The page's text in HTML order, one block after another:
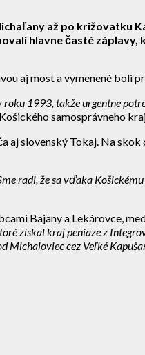
až po križovatku
hlavne časté záplavy,
aj most a vymenené boli
1993, takže urgentne
samosprávneho
aj slovenský Tokaj. Na
radi, že sa vďaka
Bajany a Lekárovce,
získal kraj peniaze z
cez Veľké